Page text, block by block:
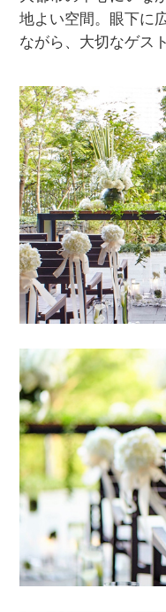
地よい空間。 眼下に
ながら、大切なゲス